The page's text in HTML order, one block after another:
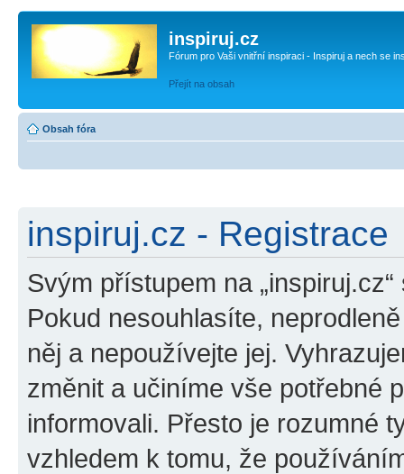
inspiruj.cz
Fórum pro Vaši vnitřní inspiraci - Inspiruj a nech se
Přejít na obsah
Obsah fóra
inspiruj.cz - Registrace
Svým přístupem na
Pokud nesouhlasíte,
něj a nepoužívejte jej.
změnit a učiníme vše potřebné
informovali. Přesto je rozumné
vzhledem k tomu, že